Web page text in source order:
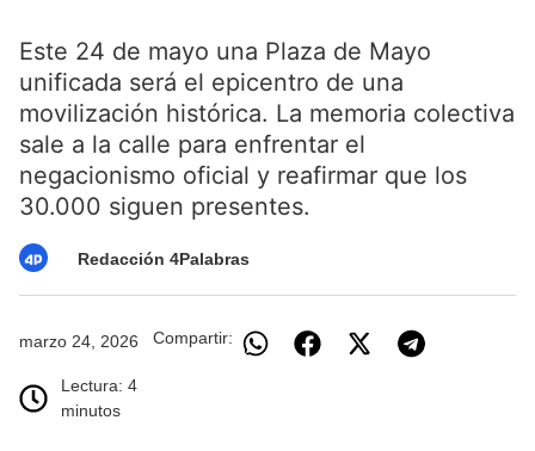
Este 24 de mayo una Plaza de Mayo
unificada será el epicentro de una
movilización histórica. La memoria colectiva
sale a la calle para enfrentar el
negacionismo oficial y reafirmar que los
30.000 siguen presentes.
Redacción 4Palabras
marzo 24, 2026
Lectura: 4
minutos
Compartir: